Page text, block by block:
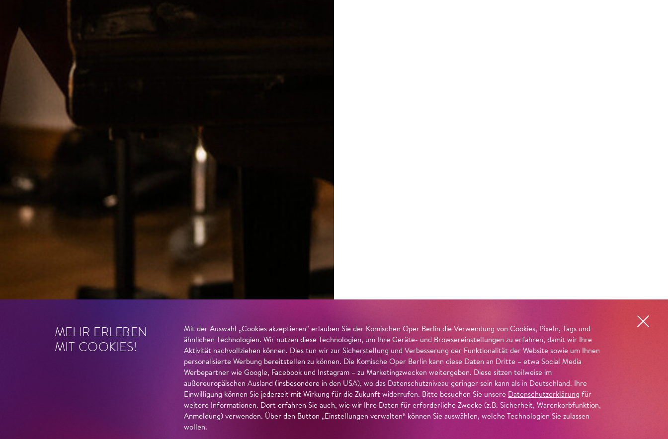
MEHR ERLEBEN
MIT COOKIES!
Mit der Auswahl „Cookies akzeptieren“ erlauben Sie der Komischen Oper Berlin die Verwendung von Cookies, Pixeln, Tags und
ähnlichen Technologien. Wir nutzen diese Technologien, um Ihre Geräte- und Browsereinstellungen zu erfahren, damit wir Ihre
Aktivität nachvollziehen können. Dies tun wir zur Sicherstellung und Verbesserung der Funktionalität der Website sowie um Ihnen
personalisierte Werbung bereitstellen zu können. Die Komische Oper Berlin kann diese Daten an Dritte – etwa Social Media
Werbepartner wie Google, Facebook und Instagram – zu Marketingzwecken weitergeben. Diese sitzen teilweise im
außereuropäischen Ausland (insbesondere in den USA), wo das Datenschutzniveau geringer sein kann als in Deutschland. Ihre
Einwilligung können Sie jederzeit mit Wirkung für die Zukunft widerrufen. Bitte besuchen Sie unsere Datenschutzerklärung für
weitere Informationen. Dort erfahren Sie auch, wie wir Ihre Daten für erforderliche Zwecke (z.B. Sicherheit, Warenkorbfunktion,
Anmeldung) verwenden. Über den Button „Einstellungen verwalten“ können Sie auswählen, welche Technologien Sie zulassen
wollen.